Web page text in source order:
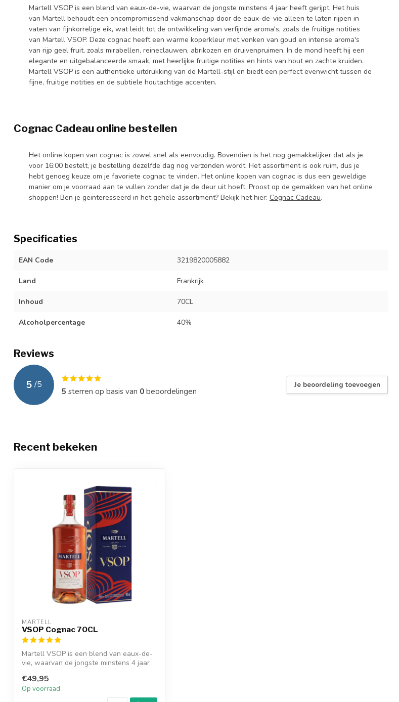
Martell VSOP is een blend van eaux-de-vie, waarvan de jongste minstens 4 jaar heeft gerijpt. Het huis
van Martell behoudt een oncompromissend vakmanschap door de eaux-de-vie alleen te laten rijpen in
vaten van fijnkorrelige eik, wat leidt tot de ontwikkeling van verfijnde aroma's, zoals de fruitige notities
van Martell VSOP. Deze cognac heeft een warme koperkleur met vonken van goud en intense aroma's
van rijp geel fruit, zoals mirabellen, reineclauwen, abrikozen en druivenpruimen. In de mond heeft hij een
elegante en uitgebalanceerde smaak, met heerlijke fruitige notities en hints van hout en zachte kruiden.
Martell VSOP is een authentieke uitdrukking van de Martell-stijl en biedt een perfect evenwicht tussen de
fijne, fruitige notities en de subtiele houtachtige accenten.
Cognac Cadeau online bestellen
Het online kopen van cognac is zowel snel als eenvoudig. Bovendien is het nog gemakkelijker dat als je
voor 16:00 bestelt, je bestelling dezelfde dag nog verzonden wordt. Het assortiment is ook ruim, dus je
hebt genoeg keuze om je favoriete cognac te vinden. Het online kopen van cognac is dus een geweldige
manier om je voorraad aan te vullen zonder dat je de deur uit hoeft. Proost op de gemakken van het online
shoppen! Ben je geïnteresseerd in het gehele assortiment? Bekijk het hier: Cognac Cadeau.
Specificaties
EAN Code 3219820005882
Land Frankrijk
Inhoud 70CL
Alcoholpercentage 40%
Reviews
5 /5
5 sterren op basis van 0beoordelingen
Je beoordeling toevoegen
Recent bekeken
MARTELL
VSOP Cognac 70CL
Martell VSOP is een blend van eaux-de-
vie, waarvan de jongste minstens 4 jaar
€49,95
Op voorraad